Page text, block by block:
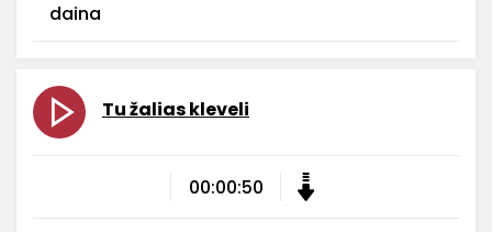
daina
Tu žalias kleveli
00:00:50